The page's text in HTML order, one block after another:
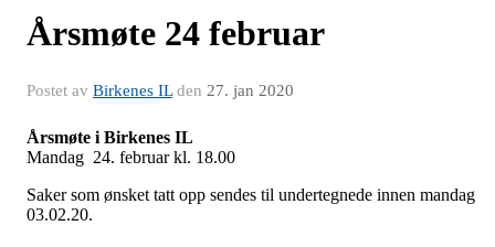
Årsmøte 24 februar
Postet av Birkenes ILden 27. jan 2020
Årsmøte i Birkenes IL
Mandag 24. februar kl. 18.00
Saker som ønsket tatt opp sendes til undertegnede innen mandag
03.02.20.